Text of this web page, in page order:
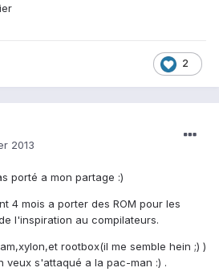
2
2013
porté a mon partage :)
4 mois a porter des ROM pour les
l'inspiration au compilateurs.
rootbox(il me semble hein ;) )
veux s'attaqué a la pac-man :) .